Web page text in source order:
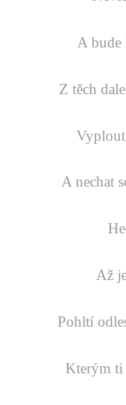
A bude
Z těch
A nechat
Až
Pohltí
Kterým ti